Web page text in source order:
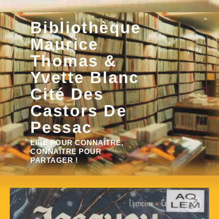
Aller
au
contenuBibliothèque
Maurice
Thomas &
Yvette Blanc
Cité Des
Castors De
Pessac
LIRE POUR CONNAÎTRE,
CONNAÎTRE POUR
PARTAGER !
Rechercher :